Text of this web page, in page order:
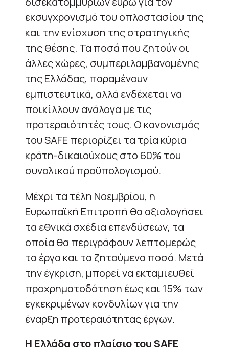
εκσυγχρονισμό του οπλοστασίου της
και την ενίσχυση της στρατηγικής
της θέσης. Τα ποσά που ζητούν οι
άλλες χώρες, συμπεριλαμβανομένης
της Ελλάδας, παραμένουν
εμπιστευτικά, αλλά ενδέχεται να
ποικίλλουν ανάλογα με τις
προτεραιότητές τους. Ο κανονισμός
του SAFE περιορίζει τα τρία κύρια
κράτη-δικαιούχους στο 60% του
συνολικού προϋπολογισμού.
Μέχρι τα τέλη Νοεμβρίου, η
Ευρωπαϊκή Επιτροπή θα αξιολογήσει
τα εθνικά σχέδια επενδύσεων, τα
οποία θα περιγράφουν λεπτομερώς
τα έργα και τα ζητούμενα ποσά. Μετά
την έγκριση, μπορεί να εκταμιευθεί
προχρηματοδότηση έως και 15% των
εγκεκριμένων κονδυλίων για την
έναρξη προτεραιότητας έργων.
Η Ελλάδα στο πλαίσιο του SAFE